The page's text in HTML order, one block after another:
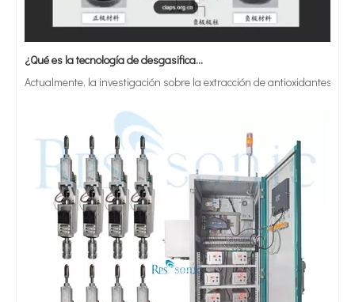
¿Qué es la tecnología de desgasificación de lodos de baterías ultrasónicas?
Actualmente, la investigación sobre la extracción de antioxidantes y